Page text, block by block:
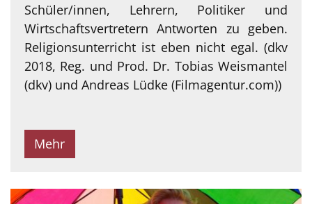
Schüler/innen, Lehrern, Politiker und
Wirtschaftsvertretern Antworten zu geben.
Religionsunterricht ist eben nicht egal. (dkv
2018, Reg. und Prod. Dr. Tobias Weismantel
(dkv) und Andreas Lüdke (Filmagentur.com))
Mehr